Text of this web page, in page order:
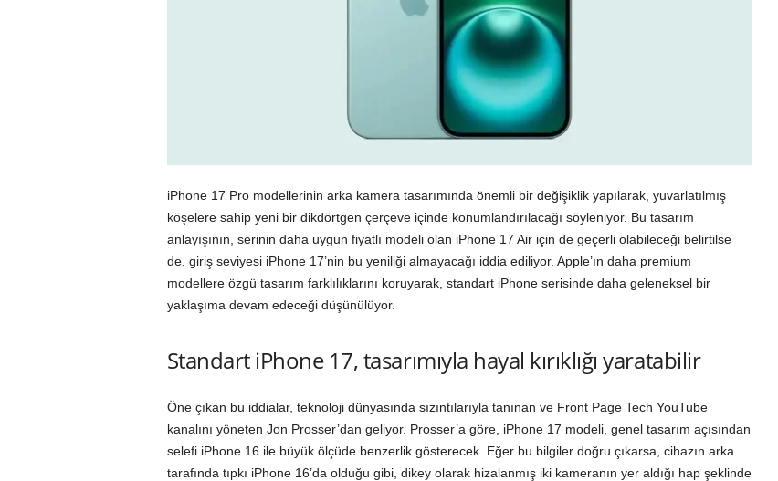
iPhone 17 Pro modellerinin arka kamera tasarımında önemli bir değişiklik yapılarak, yuvarlatılmış
köşelere sahip yeni bir dikdörtgen çerçeve içinde konumlandırılacağı söyleniyor. Bu tasarım
anlayışının, serinin daha uygun fiyatlı modeli olan iPhone 17 Air için de geçerli olabileceği belirtilse
de, giriş seviyesi iPhone 17’nin bu yeniliği almayacağı iddia ediliyor. Apple’ın daha premium
modellere özgü tasarım farklılıklarını koruyarak, standart iPhone serisinde daha geleneksel bir
yaklaşıma devam edeceği düşünülüyor.
Standart iPhone 17, tasarımıyla hayal kırıklığı yaratabilir
Öne çıkan bu iddialar, teknoloji dünyasında sızıntılarıyla tanınan ve Front Page Tech YouTube
kanalını yöneten Jon Prosser’dan geliyor. Prosser’a göre, iPhone 17 modeli, genel tasarım açısından
selefi iPhone 16 ile büyük ölçüde benzerlik gösterecek. Eğer bu bilgiler doğru çıkarsa, cihazın arka
tarafında tıpkı iPhone 16’da olduğu gibi, dikey olarak hizalanmış iki kameranın yer aldığı hap şeklinde